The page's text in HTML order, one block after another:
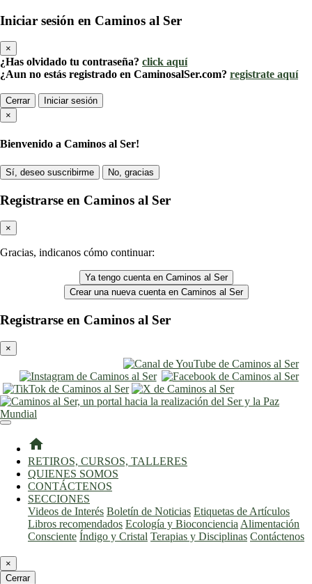
Iniciar sesión en Caminos al Ser
×
¿Has olvidado tu contraseña? click aquí
¿Aun no estás registrado en CaminosalSer.com? registrate aquí
Cerrar
Iniciar sesión
×
Bienvenido a Caminos al Ser!
Sí, deseo suscribirme No, gracias
Registrarse en Caminos al Ser
×
Gracias, indicanos cómo continuar:
Ya tengo cuenta en Caminos al Ser
Crear una nueva cuenta en Caminos al Ser
Registrarse en Caminos al Ser
×
home
RETIROS, CURSOS, TALLERES
QUIENES SOMOS
CONTÁCTENOS
SECCIONES
Videos de Interés Boletín de Noticias Etiquetas de Artículos
Libros recomendados Ecología y Bioconciencia Alimentación
Consciente Índigo y Cristal Terapias y Disciplinas Contáctenos
×
Cerrar